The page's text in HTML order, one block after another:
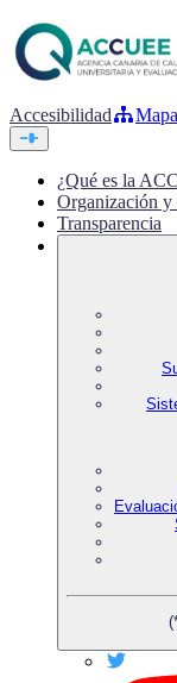
Accesibilidad
¿Qué es la
Organización y
Transparencia